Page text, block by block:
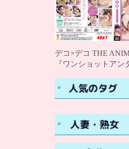
デコ×デコ THE
『ワンショットアン